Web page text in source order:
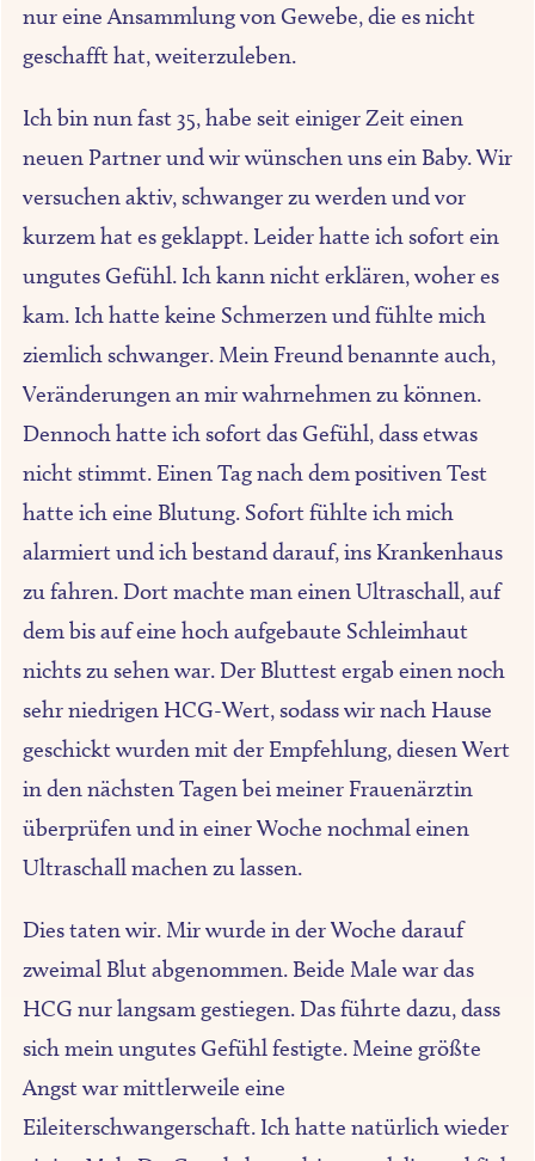
nur eine Ansammlung von Gewebe, die es nicht
geschafft hat, weiterzuleben.
Ich bin nun fast 35, habe seit einiger Zeit einen
neuen Partner und wir wünschen uns ein Baby. Wir
versuchen aktiv, schwanger zu werden und vor
kurzem hat es geklappt. Leider hatte ich sofort ein
ungutes Gefühl. Ich kann nicht erklären, woher es
kam. Ich hatte keine Schmerzen und fühlte mich
ziemlich schwanger. Mein Freund benannte auch,
Veränderungen an mir wahrnehmen zu können.
Dennoch hatte ich sofort das Gefühl, dass etwas
nicht stimmt. Einen Tag nach dem positiven Test
hatte ich eine Blutung. Sofort fühlte ich mich
alarmiert und ich bestand darauf, ins Krankenhaus
zu fahren. Dort machte man einen Ultraschall, auf
dem bis auf eine hoch aufgebaute Schleimhaut
nichts zu sehen war. Der Bluttest ergab einen noch
sehr niedrigen HCG-Wert, sodass wir nach Hause
geschickt wurden mit der Empfehlung, diesen Wert
in den nächsten Tagen bei meiner Frauenärztin
überprüfen und in einer Woche nochmal einen
Ultraschall machen zu lassen.
Dies taten wir. Mir wurde in der Woche darauf
zweimal Blut abgenommen. Beide Male war das
HCG nur langsam gestiegen. Das führte dazu, dass
sich mein ungutes Gefühl festigte. Meine größte
Angst war mittlerweile eine
Eileiterschwangerschaft. Ich hatte natürlich wieder